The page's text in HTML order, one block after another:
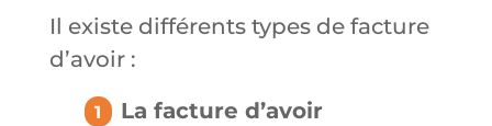
Il existe différents types de facture
d’avoir :
La facture d’avoir